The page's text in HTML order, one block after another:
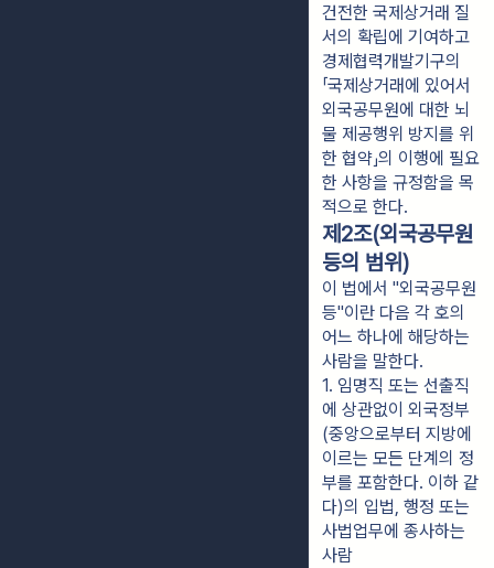
건전한 국제상거래 질
서의 확립에 기여하고
경제협력개발기구의
「국제상거래에 있어서
외국공무원에 대한 뇌
물 제공행위 방지를 위
한 협약」의 이행에 필요
한 사항을 규정함을 목
적으로 한다.
제2조(외국공무원
등의 범위)
이 법에서 "외국공무원
등"이란 다음 각 호의
어느 하나에 해당하는
사람을 말한다.
1. 임명직 또는 선출직
에 상관없이 외국정부
(중앙으로부터 지방에
이르는 모든 단계의 정
부를 포함한다. 이하 같
다)의 입법, 행정 또는
사법업무에 종사하는
사람